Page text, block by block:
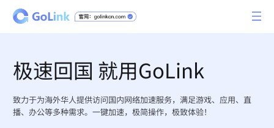
极速回国 就用GoLink
致力于为海外华人提供访问国内网络加速服务，满足游戏、应用、直
播、办公等多种需求。一键加速，极简操作，极致体验！